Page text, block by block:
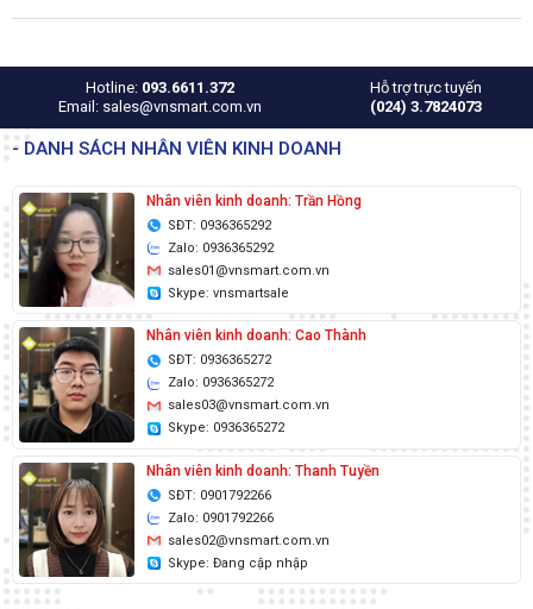
Hotline: 093.6611.372
Email: sales@vnsmart.com.vn
Hỗ trợ trực tuyến
(024) 3.7824073
- DANH SÁCH NHÂN VIÊN KINH DOANH
Nhân viên kinh doanh: Trần Hồng
SĐT: 0936365292
Zalo: 0936365292
sales01@vnsmart.com.vn
Skype: vnsmartsale
Nhân viên kinh doanh: Cao Thành
SĐT: 0936365272
Zalo: 0936365272
sales03@vnsmart.com.vn
Skype: 0936365272
Nhân viên kinh doanh: Thanh Tuyền
SĐT: 0901792266
Zalo: 0901792266
sales02@vnsmart.com.vn
Skype: Đang cập nhập